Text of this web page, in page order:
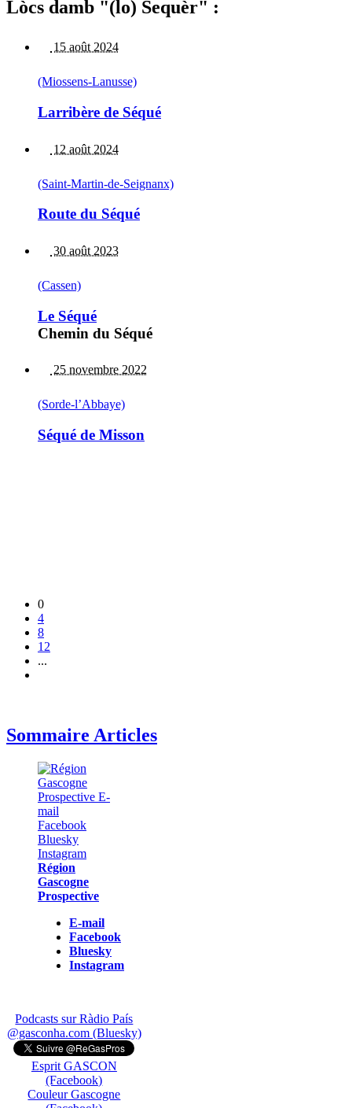
Lòcs damb "(lo) Sequèr" :
15 août 2024
(Miossens-Lanusse)
Larribère de Séqué
12 août 2024
(Saint-Martin-de-Seignanx)
Route du Séqué
30 août 2023
(Cassen)
Le Séqué
Chemin du Séqué
25 novembre 2022
(Sorde-l’Abbaye)
Séqué de Misson
0
4
8
12
...
Sommaire Articles
Région
Gascogne
Prospective
E-mail
Facebook
Bluesky
Instagram
Podcasts sur Ràdio País
@gasconha.com (Bluesky)
Esprit GASCON
(Facebook)
Couleur Gascogne